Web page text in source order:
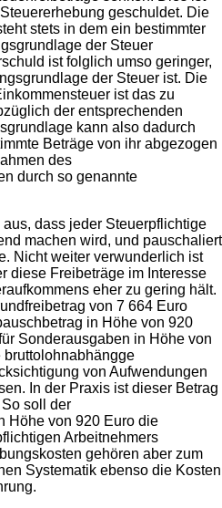
geschuldet. Die
stets in dem ein bestimmter
der Steuer
ist folglich umso geringer,
der Steuer ist. Die
ist das zu
der entsprechenden
kann also dadurch
Beträge von ihr abgezogen
des
durch so genannte
dass jeder Steuerpflichtige
machen wird, und pauschaliert
Nicht weiter verwunderlich ist
diese Freibeträge im Interesse
eher zu gering hält.
von 7 664 Euro
in Höhe von 920
Sonderausgaben in Höhe von
von Aufwendungen
In der Praxis ist dieser Betrag
soll der
Höhe von 920 Euro die
Arbeitnehmers
gehören aber zum
Systematik ebenso die Kosten